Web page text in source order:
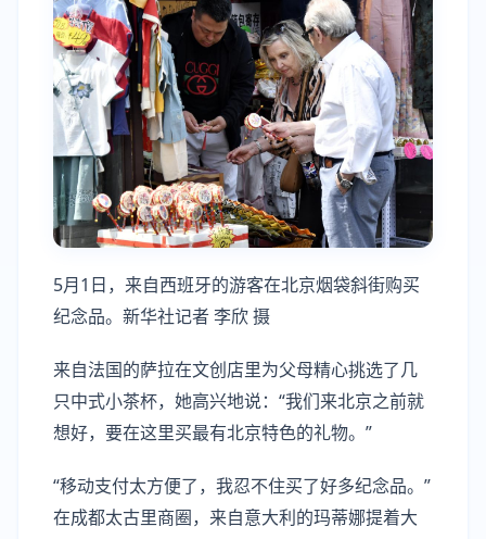
5月1日，来自西班牙的游客在北京烟袋斜街购买
纪念品。新华社记者 李欣 摄
来自法国的萨拉在文创店里为父母精心挑选了几
只中式小茶杯，她高兴地说：“我们来北京之前就
想好，要在这里买最有北京特色的礼物。”
“移动支付太方便了，我忍不住买了好多纪念品。”
在成都太古里商圈，来自意大利的玛蒂娜提着大